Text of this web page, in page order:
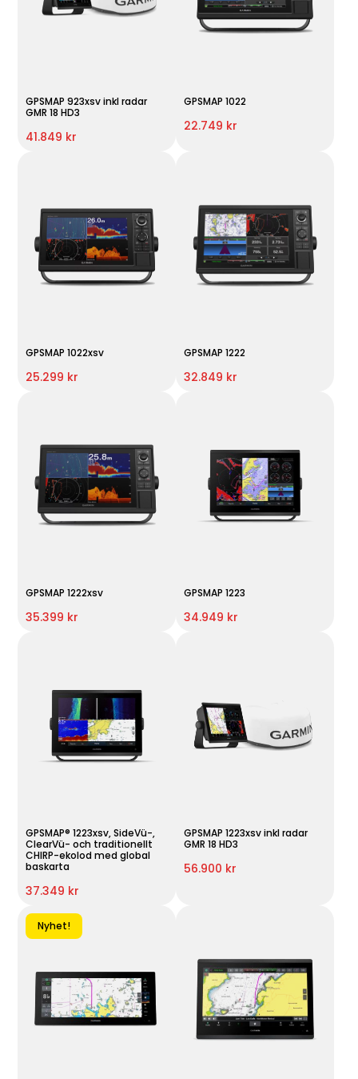
GPSMAP 923xsv inkl radar
GMR 18 HD3
41.849 kr
GPSMAP 1022
22.749 kr
GPSMAP 1022xsv
25.299 kr
GPSMAP 1222
32.849 kr
GPSMAP 1222xsv
35.399 kr
GPSMAP 1223
34.949 kr
GPSMAP® 1223xsv, SideVü-,
ClearVü- och traditionellt
CHIRP-ekolod med global
baskarta
37.349 kr
GPSMAP 1223xsv inkl radar
GMR 18 HD3
56.900 kr
Nyhet!